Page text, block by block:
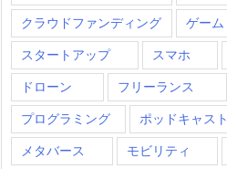
クラウドファンディング ゲーム
スタートアップ スマホ
ドローン フリーランス
プログラミング ポッドキャスト
メタバース モビリティ